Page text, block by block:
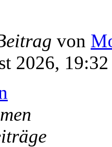
von
2026, 19:32